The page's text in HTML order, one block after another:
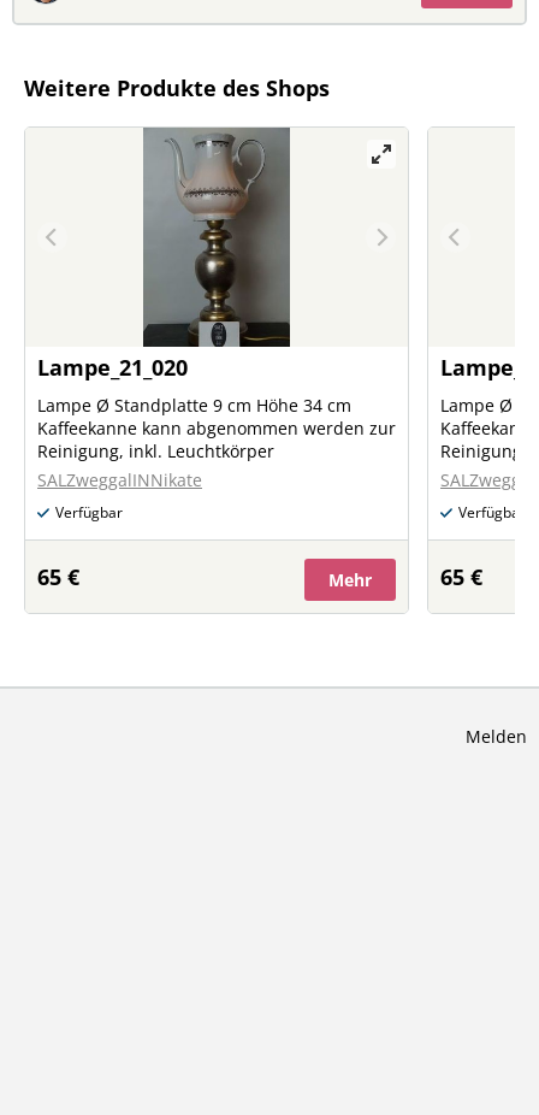
Weitere Produkte des Shops
Lampe_21_020
Lampe Ø Standplatte 9 cm Höhe 34 cm
Kaffeekanne kann abgenommen werden zur
Reinigung, inkl. Leuchtkörper
SALZweggalINNikate
Verfügbar
65 € Mehr
Lampe Ø
Reinigung,
Verfügbar
65 €
Melden